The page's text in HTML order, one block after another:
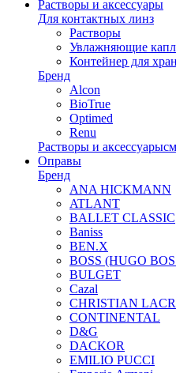
Растворы и аксессуары
Для контактных линз
Растворы
Увлажняющие
Контейнер для
Бренд
Alcon
BioTrue
Optimed
Renu
Растворы и аксессуары
Оправы
Бренд
ANA HICKMANN
ATLANT
BALLET CLASSIC
Baniss
BEN.X
BOSS (HUGO
BULGET
Cazal
CHRISTIAN
CONTINENTAL
D&G
DACKOR
EMILIO PUCCI